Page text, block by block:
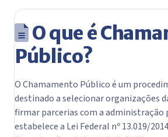
O que é
Público?
O Chamamento Público é um
destinado a selecionar organizações
firmar parcerias com a administração
estabelece a Lei Federal nº 13.019/